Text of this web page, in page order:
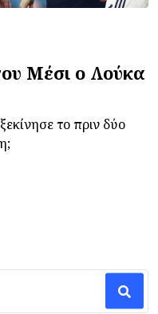
Μέσι ο Λούκα
το πριν δύο